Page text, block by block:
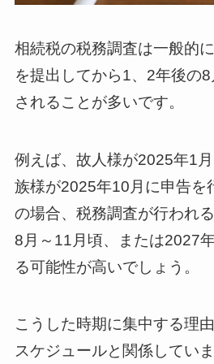
相続税の税務調査は一般的
を提出してから1、2年後の
されることが多いです。
例えば、故人様が2025年1
族様が2025年10月に申告を
の場合、税務調査が行われ
8月～11月頃、または2027
る可能性が高いでしょう。
こうした時期に集中する理
スケジュールと関係してい